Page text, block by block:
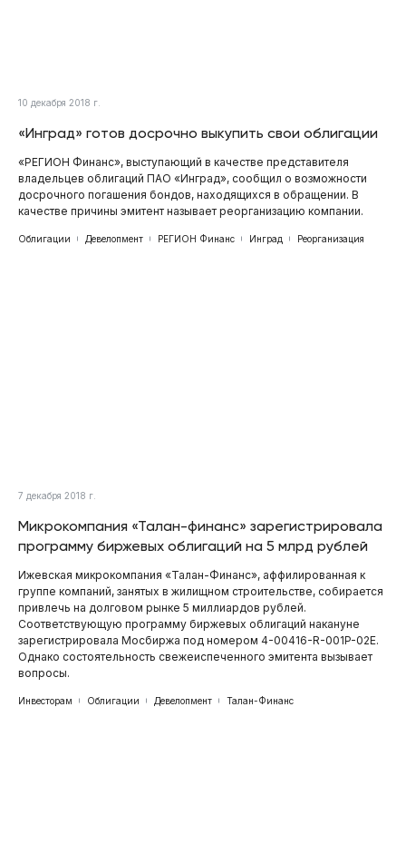
10 декабря 2018 г.
«Инград» готов досрочно выкупить свои облигации
«РЕГИОН Финанс», выступающий в качестве представителя
владельцев облигаций ПАО «Инград», сообщил о возможности
досрочного погашения бондов, находящихся в обращении. В
качестве причины эмитент называет реорганизацию компании.
Облигации Девелопмент РЕГИОН Финанс Инград Реорганизация
7 декабря 2018 г.
Микрокомпания «Талан-финанс» зарегистрировала
программу биржевых облигаций на 5 млрд рублей
Ижевская микрокомпания «Талан-Финанс», аффилированная к
группе компаний, занятых в жилищном строительстве, собирается
привлечь на долговом рынке 5 миллиардов рублей.
Соответствующую программу биржевых облигаций накануне
зарегистрировала Мосбиржа под номером 4-00416-R-001P-02E.
Однако состоятельность свежеиспеченного эмитента вызывает
вопросы.
Инвесторам Облигации Девелопмент Талан-Финанс